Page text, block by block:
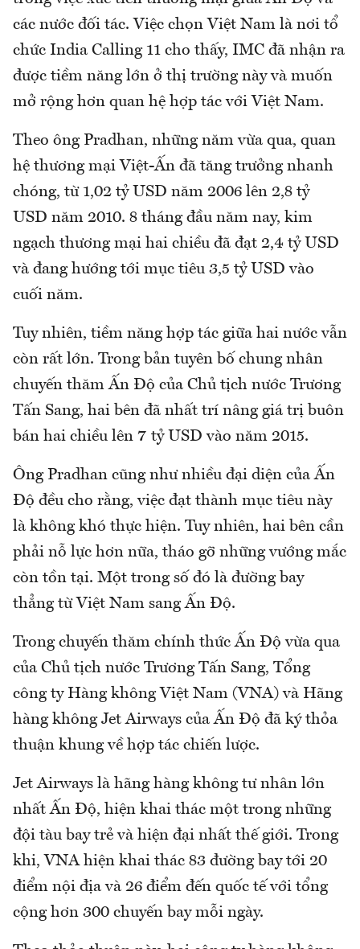
các nước đối tác. Việc chọn Việt Nam là nơi tổ
chức India Calling 11 cho thấy, IMC đã nhận ra
được tiềm năng lớn ở thị trường này và muốn
mở rộng hơn quan hệ hợp tác với Việt Nam.
Theo ông Pradhan, những năm vừa qua, quan
hệ thương mại Việt-Ấn đã tăng trưởng nhanh
chóng, từ 1,02 tỷ USD năm 2006 lên 2,8 tỷ
USD năm 2010. 8 tháng đầu năm nay, kim
ngạch thương mại hai chiều đã đạt 2,4 tỷ USD
và đang hướng tới mục tiêu 3,5 tỷ USD vào
cuối năm.
Tuy nhiên, tiềm năng hợp tác giữa hai nước vẫn
còn rất lớn. Trong bản tuyên bố chung nhân
chuyến thăm Ấn Độ của Chủ tịch nước Trương
Tấn Sang, hai bên đã nhất trí nâng giá trị buôn
bán hai chiều lên 7 tỷ USD vào năm 2015.
Ông Pradhan cũng như nhiều đại diện của Ấn
Độ đều cho rằng, việc đạt thành mục tiêu này
là không khó thực hiện. Tuy nhiên, hai bên cần
phải nỗ lực hơn nữa, tháo gỡ những vướng mắc
còn tồn tại. Một trong số đó là đường bay
thẳng từ Việt Nam sang Ấn Độ.
Trong chuyến thăm chính thức Ấn Độ vừa qua
của Chủ tịch nước Trương Tấn Sang, Tổng
công ty Hàng không Việt Nam (VNA) và Hãng
hàng không Jet Airways của Ấn Độ đã ký thỏa
thuận khung về hợp tác chiến lược.
Jet Airways là hãng hàng không tư nhân lớn
nhất Ấn Độ, hiện khai thác một trong những
đội tàu bay trẻ và hiện đại nhất thế giới. Trong
khi, VNA hiện khai thác 83 đường bay tới 20
điểm nội địa và 26 điểm đến quốc tế với tổng
cộng hơn 300 chuyến bay mỗi ngày.